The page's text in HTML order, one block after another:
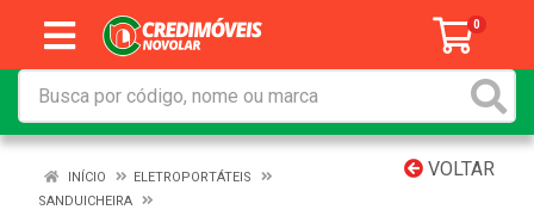
0
VOLTAR
INÍCIO
ELETROPORTÁTEIS
SANDUICHEIRA